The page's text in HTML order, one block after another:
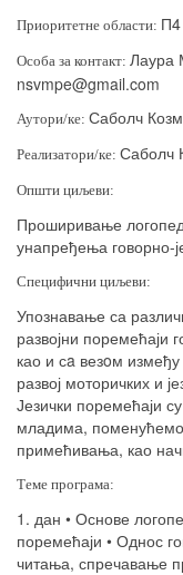
Приоритетне области: П4
Особа за контакт: Лаура
nsvmpe@gmail.com
Аутори/ке: Саболч
Реализатори/ке: Саболч
Општи циљеви:
Проширивање
унапређења говорно-
Специфични циљеви:
Упознавање са
развојни поремећаји
као и сa везoм између
развој моторичких и
Језички поремећаји
младима, поменућемо
примећивања, као
Теме програма:
1. дан • Основе
поремећаји • Однос
читања, спречавање